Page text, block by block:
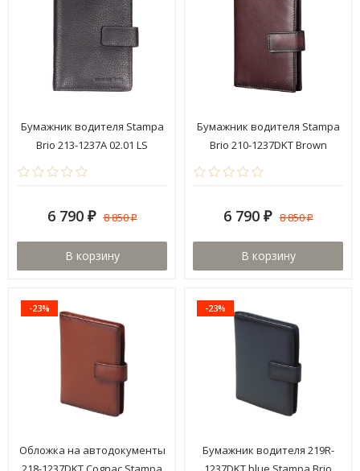
Бумажник водителя Stampa
Brio 213-1237A 02.01 LS
6 790 ₽ 8 850₽
В корзину
Бумажник водителя Stampa
Brio 210-1237DKT Brown
6 790 ₽ 8 850₽
В корзину
-23%
Обложка на автодокументы
-23%
Бумажник водителя 219R-